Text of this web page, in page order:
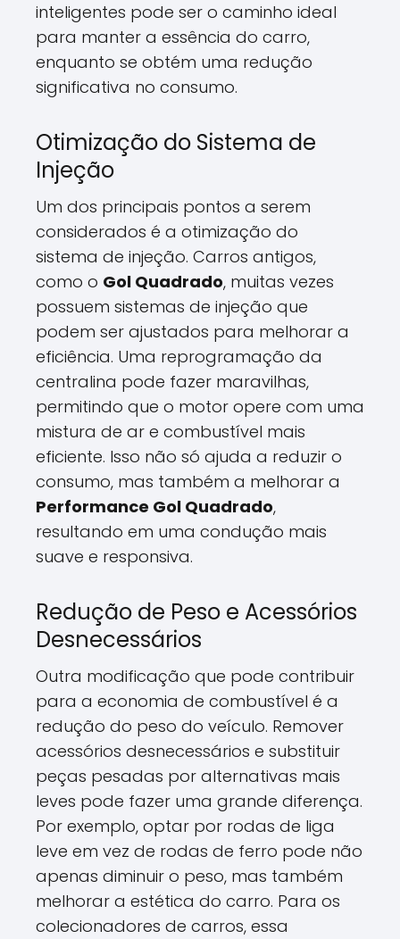
inteligentes pode ser o caminho ideal
para manter a essência do carro,
enquanto se obtém uma redução
significativa no consumo.
Otimização do Sistema de
Injeção
Um dos principais pontos a serem
considerados é a otimização do
sistema de injeção. Carros antigos,
como o Gol Quadrado, muitas vezes
possuem sistemas de injeção que
podem ser ajustados para melhorar a
eficiência. Uma reprogramação da
centralina pode fazer maravilhas,
permitindo que o motor opere com uma
mistura de ar e combustível mais
eficiente. Isso não só ajuda a reduzir o
consumo, mas também a melhorar a
Performance Gol Quadrado,
resultando em uma condução mais
suave e responsiva.
Redução de Peso e Acessórios
Desnecessários
Outra modificação que pode contribuir
para a economia de combustível é a
redução do peso do veículo. Remover
acessórios desnecessários e substituir
peças pesadas por alternativas mais
leves pode fazer uma grande diferença.
Por exemplo, optar por rodas de liga
leve em vez de rodas de ferro pode não
apenas diminuir o peso, mas também
melhorar a estética do carro. Para os
colecionadores de carros, essa